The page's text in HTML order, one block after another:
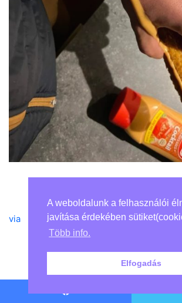
via
A weboldalunk a felhasználói
javítása érdekében
Több info.
Elfogadás